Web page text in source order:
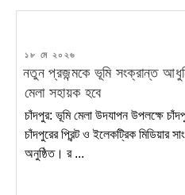
POSTED
১৮ মে ২০২৬
নতুন প্রজন্মকে ভূমি সংক্রান্ত
মেলা সহায়ক হবে
চাঁদপুর: ভূমি মেলা উদযাপন উপলক্ষে
চাঁদপুরের প্রিন্ট ও ইলেকট্রিক মিডিয়ার
অনুষ্ঠিত। র ...